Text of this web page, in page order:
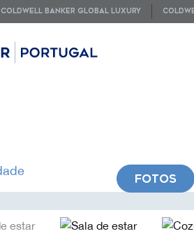
COLDWELL BANKER GLOBAL LUXURY
FOTOS